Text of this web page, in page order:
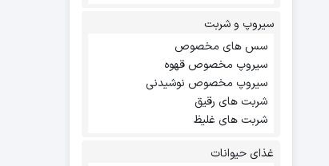
سیروپ و شربت
سس های مخصوص
سیروپ مخصوص قهوه
سیروپ مخصوص نوشیدنی
شربت های رقیق
شربت های غلیظ
غذای حیوانات